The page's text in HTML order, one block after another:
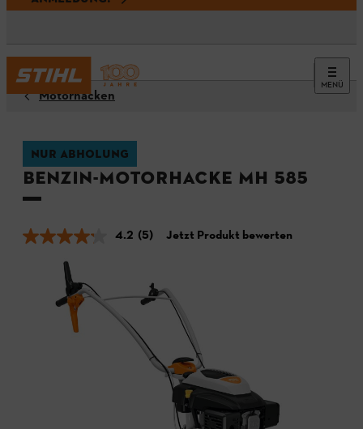
MENÜ
Motorhacken
NUR ABHOLUNG
Benzin-Motorhacke MH 585
4.2 (5) Jetzt Produkt bewerten